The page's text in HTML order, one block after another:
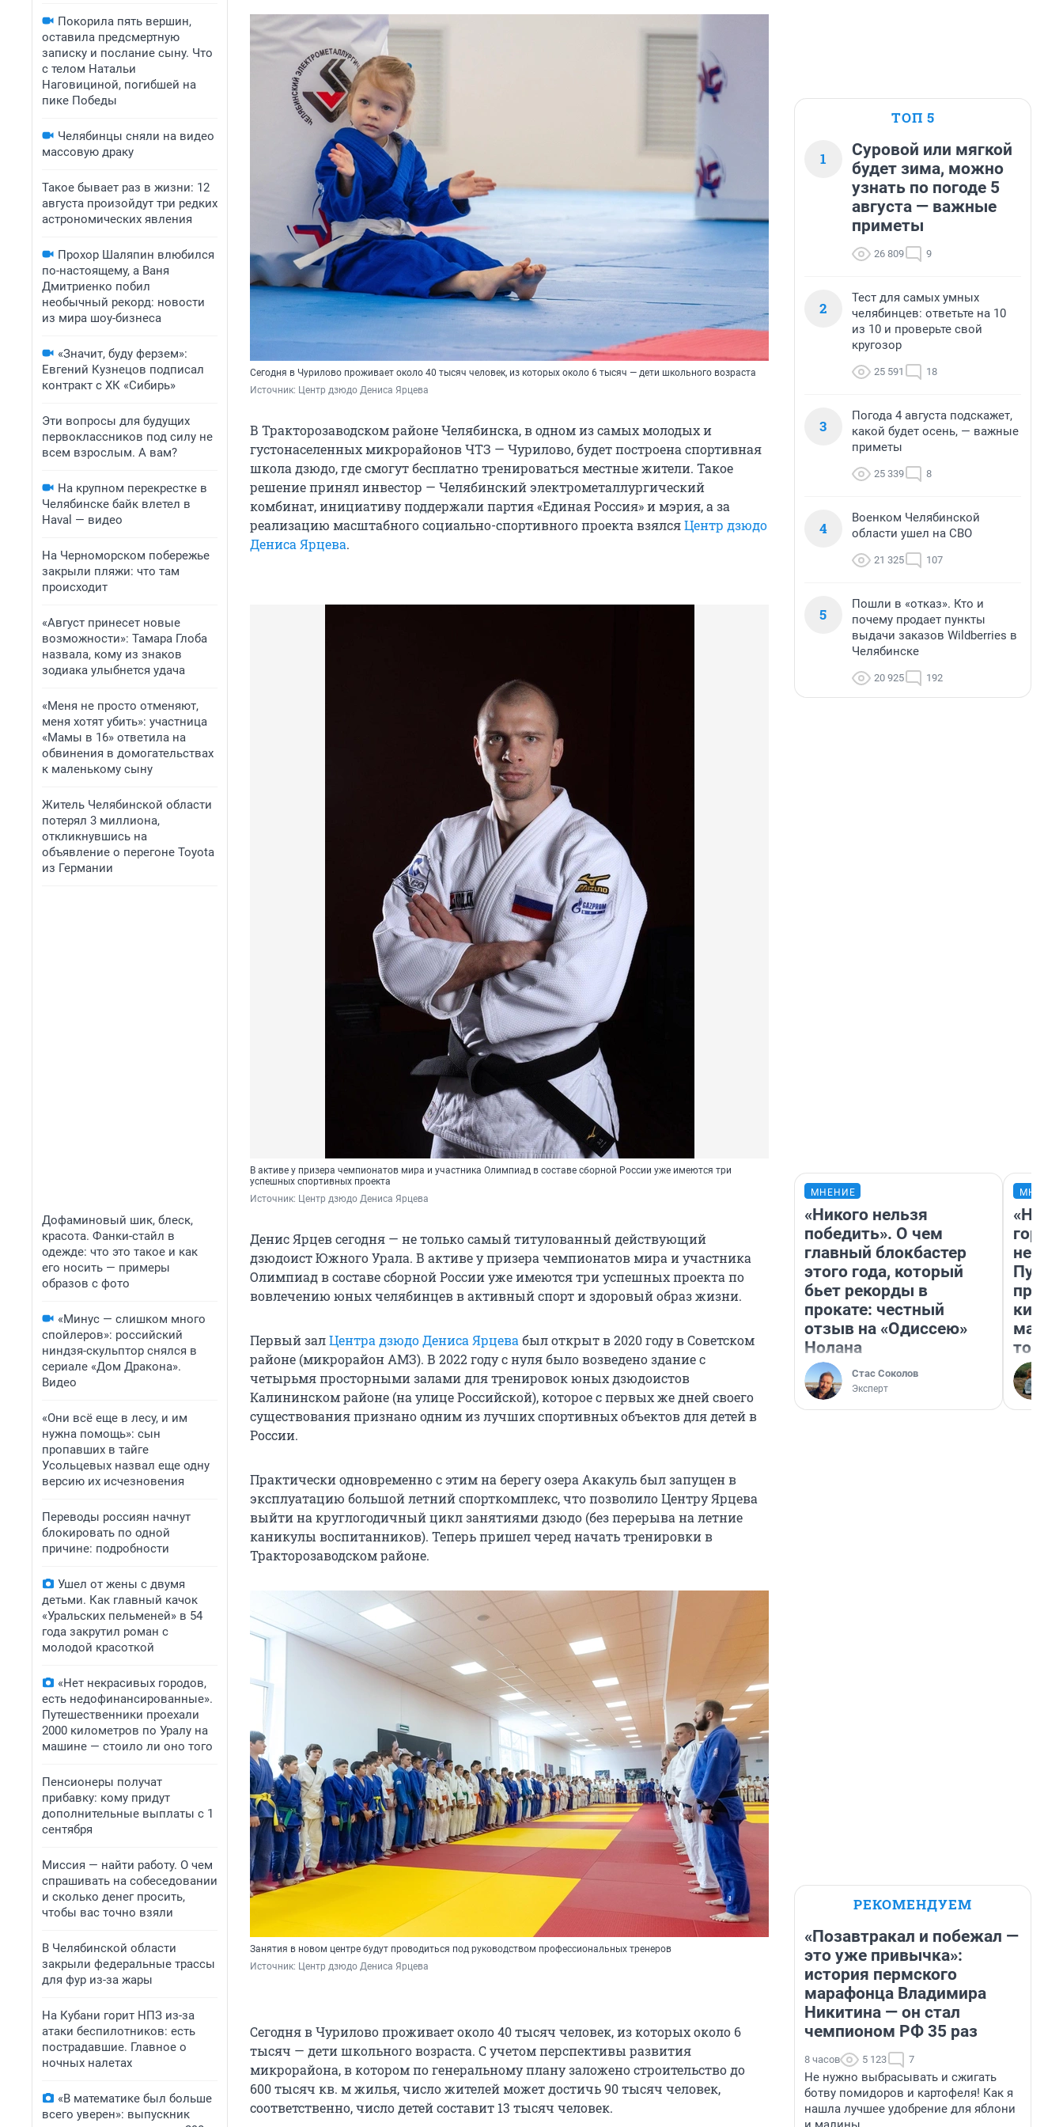
Покорила пять вершин,
оставила предсмертную
записку и послание сыну. Что
с телом Натальи
Наговициной, погибшей на
пике Победы
Челябинцы сняли на видео
массовую драку
Такое бывает раз в жизни: 12
августа произойдут три редких
астрономических явления
Прохор Шаляпин влюбился
по-настоящему, а Ваня
Дмитриенко побил
необычный рекорд: новости
из мира шоу-бизнеса
«Значит, буду ферзем»:
Евгений Кузнецов подписал
контракт с ХК «Сибирь»
Эти вопросы для будущих
первоклассников под силу не
всем взрослым. А вам?
На крупном перекрестке в
Челябинске байк влетел в
Haval — видео
На Черноморском побережье
закрыли пляжи: что там
происходит
«Август принесет новые
возможности»: Тамара Глоба
назвала, кому из знаков
зодиака улыбнется удача
«Меня не просто отменяют,
меня хотят убить»: участница
«Мамы в 16» ответила на
обвинения в домогательствах
к маленькому сыну
Житель Челябинской области
потерял 3 миллиона,
откликнувшись на
объявление о перегоне Toyota
из Германии
Дофаминовый шик, блеск,
красота. Фанки-стайл в
одежде: что это такое и как
его носить — примеры
образов с фото
«Минус — слишком много
спойлеров»: российский
ниндзя-скульптор снялся в
сериале «Дом Дракона».
Видео
«Они всё еще в лесу, и им
нужна помощь»: сын
пропавших в тайге
Усольцевых назвал еще одну
версию их исчезновения
Переводы россиян начнут
блокировать по одной
причине: подробности
Ушел от жены с двумя
детьми. Как главный качок
«Уральских пельменей» в 54
года закрутил роман с
молодой красоткой
«Нет некрасивых городов,
есть недофинансированные».
Путешественники проехали
2000 километров по Уралу на
машине — стоило ли оно того
Пенсионеры получат
прибавку: кому придут
дополнительные выплаты с 1
сентября
Миссия — найти работу. О чем
спрашивать на собеседовании
и сколько денег просить,
чтобы вас точно взяли
В Челябинской области
закрыли федеральные трассы
для фур из-за жары
На Кубани горит НПЗ из-за
атаки беспилотников: есть
пострадавшие. Главное о
ночных налетах
«В математике был больше
всего уверен»: выпускник
Сегодня в Чурилово проживает около 40 тысяч человек, из которых около 6 тысяч — дети школьного возраста
Источник: Центр дзюдо Дениса Ярцева
В Тракторозаводском районе Челябинска, в одном из самых молодых и
густонаселенных микрорайонов ЧТЗ — Чурилово, будет построена спортивная
школа дзюдо, где смогут бесплатно тренироваться местные жители. Такое
решение принял инвестор — Челябинский электрометаллургический
комбинат, инициативу поддержали партия «Единая Россия» и мэрия, а за
реализацию масштабного социально-спортивного проекта взялсяЦентр дзюдо
Дениса Ярцева.
В активе у призера чемпионатов мира и участника Олимпиад в составе сборной России уже имеются три
успешных спортивных проекта
Источник: Центр дзюдо Дениса Ярцева
Денис Ярцев сегодня — не только самый титулованный действующий
дзюдоист Южного Урала. В активе у призера чемпионатов мира и участника
Олимпиад в составе сборной России уже имеются три успешных проекта по
вовлечению юных челябинцев в активный спорт и здоровый образ жизни.
Первый залЦентра дзюдо Дениса Ярцева был открыт в 2020 году в Советском
районе (микрорайон АМЗ). В 2022 году с нуля было возведено здание с
четырьмя просторными залами для тренировок юных дзюдоистов
Калининском районе (на улице Российской), которое с первых же дней своего
существования признано одним из лучших спортивных объектов для детей в
России.
Практически одновременно с этим на берегу озера Акакуль был запущен в
эксплуатацию большой летний спорткомплекс, что позволило Центру Ярцева
выйти на круглогодичный цикл занятиями дзюдо (без перерыва на летние
каникулы воспитанников). Теперь пришел черед начать тренировки в
Тракторозаводском районе.
Занятия в новом центре будут проводиться под руководством профессиональных тренеров
Источник: Центр дзюдо Дениса Ярцева
Сегодня в Чурилово проживает около 40 тысяч человек, из которых около 6
тысяч — дети школьного возраста. С учетом перспективы развития
микрорайона, в котором по генеральному плану заложено строительство до
600 тысяч кв. м жилья, число жителей может достичь 90 тысяч человек,
соответственно, число детей составит 13 тысяч человек.
ТОП 5
1
Суровой или мягкой
будет зима, можно
узнать по погоде 5
августа — важные
приметы
26 809 9
2
Тест для самых умных
челябинцев: ответьте на 10
из 10 и проверьте свой
кругозор
25 591 18
3
Погода 4 августа подскажет,
какой будет осень, — важные
приметы
25 339 8
4
Военком Челябинской
области ушел на СВО
21 325 107
5
Пошли в «отказ». Кто и
почему продает пункты
выдачи заказов Wildberries в
Челябинске
20 925 192
МНЕНИЕ
«Никого нельзя
победить». О чем
главный блокбастер
этого года, который
бьет рекорды в
прокате: честный
отзыв на «Одиссею»
Нолана
Стас Соколов
Эксперт
«Нет
того
РЕКОМЕНДУЕМ
«Позавтракал и побежал —
это уже привычка»:
история пермского
марафонца Владимира
Никитина — он стал
чемпионом РФ 35 раз
8 часов 5 123 7
Не нужно выбрасывать и сжигать
ботву помидоров и картофеля! Как я
нашла лучшее удобрение для яблони